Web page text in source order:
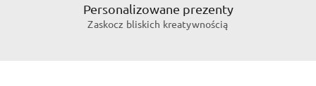
Personalizowane prezenty
Zaskocz bliskich kreatywnością